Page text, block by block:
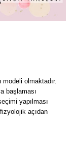
modeli olmaktadır.
başlaması
yapılması
açıdan